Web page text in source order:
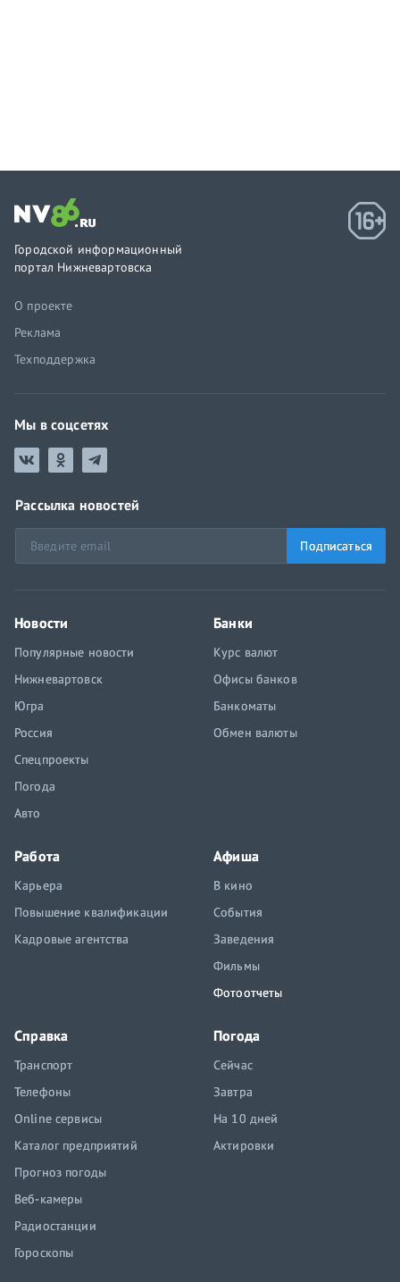
Городской информационный
портал Нижневартовска
О проекте
Реклама
Техподдержка
Мы в соцсетях
Рассылка новостей
Подписаться
Новости
Популярные новости
Нижневартовск
Югра
Россия
Спецпроекты
Погода
Авто
Банки
Курс валют
Офисы банков
Банкоматы
Обмен валюты
Работа
Карьера
Повышение квалификации
Кадровые агентства
Афиша
В кино
События
Заведения
Фильмы
Фотоотчеты
Справка
Транспорт
Телефоны
Online сервисы
Каталог предприятий
Прогноз погоды
Веб-камеры
Радиостанции
Гороскопы
Погода
Сейчас
Завтра
На 10 дней
Актировки